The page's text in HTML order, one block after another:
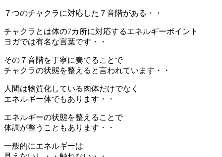
７つのチャクラに対応した７音階がある・・
チャクラとは体の7カ所に対応するエネルギーポイント
ヨガでは有名な言葉です・・
その７音階を丁寧に奏でることで
チャクラの状態を整えると言われています・・
人間は物質化している肉体だけでなく
エネルギー体でもあります・・
エネルギーの状態を整えることで
体調が整うこともあります・・
一般的にエネルギーは